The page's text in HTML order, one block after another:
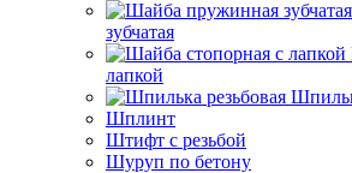
зубчатая
лапкой
Шплинт
Штифт с резьбой
Шуруп по бетону